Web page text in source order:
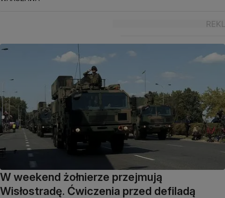
W weekend żołnierze przejmują
Wisłostradę. Ćwiczenia przed defiladą